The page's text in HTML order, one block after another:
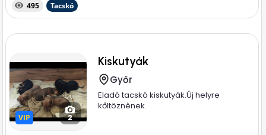
495 Tacskó
VIP
VIP 2
Kiskutyák
Győr
Eladó tacskó kiskutyák.Új helyre
kőltöznènek.